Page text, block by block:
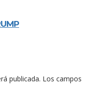
publicada. Los campos